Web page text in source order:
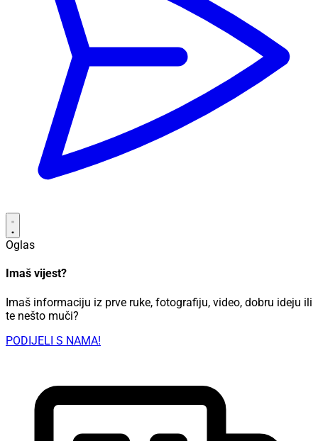
Oglas
Imaš vijest?
Imaš informaciju iz prve ruke, fotografiju, video, dobru ideju ili
te nešto muči?
PODIJELI S NAMA!